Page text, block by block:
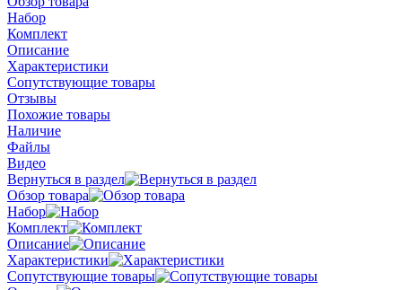
Набор
Комплект
Описание
Характеристики
Сопутствующие товары
Отзывы
Похожие товары
Наличие
Файлы
Видео
Вернуться в раздел
Обзор товара
Набор
Комплект
Описание
Характеристики
Сопутствующие товары